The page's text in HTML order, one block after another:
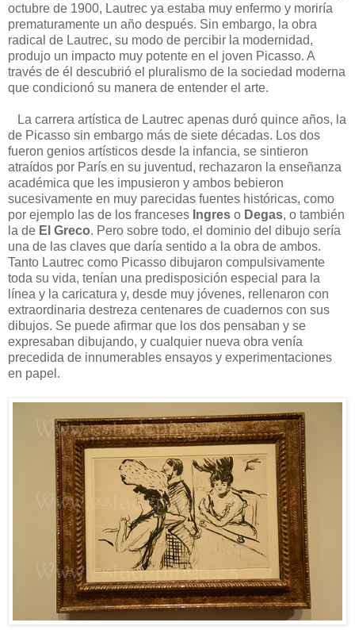
octubre de 1900, Lautrec ya estaba muy enfermo y moriría
prematuramente un año después. Sin embargo, la obra
radical de Lautrec, su modo de percibir la modernidad,
produjo un impacto muy potente en el joven Picasso. A
través de él descubrió el pluralismo de la sociedad moderna
que condicionó su manera de entender el arte.
La carrera artística de Lautrec apenas duró quince años, la
de Picasso sin embargo más de siete décadas. Los dos
fueron genios artísticos desde la infancia, se sintieron
atraídos por París en su juventud, rechazaron la enseñanza
académica que les impusieron y ambos bebieron
sucesivamente en muy parecidas fuentes históricas, como
por ejemplo las de los franceses Ingres o Degas, o también
la de El Greco. Pero sobre todo, el dominio del dibujo sería
una de las claves que daría sentido a la obra de ambos.
Tanto Lautrec como Picasso dibujaron compulsivamente
toda su vida, tenían una predisposición especial para la
línea y la caricatura y, desde muy jóvenes, rellenaron con
extraordinaria destreza centenares de cuadernos con sus
dibujos. Se puede afirmar que los dos pensaban y se
expresaban dibujando, y cualquier nueva obra venía
precedida de innumerables ensayos y experimentaciones
en papel.